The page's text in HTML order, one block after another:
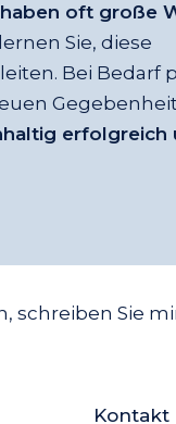
oft große
Sie, diese
Bei Bedarf
erfolgreich
schreiben Sie
Kontakt